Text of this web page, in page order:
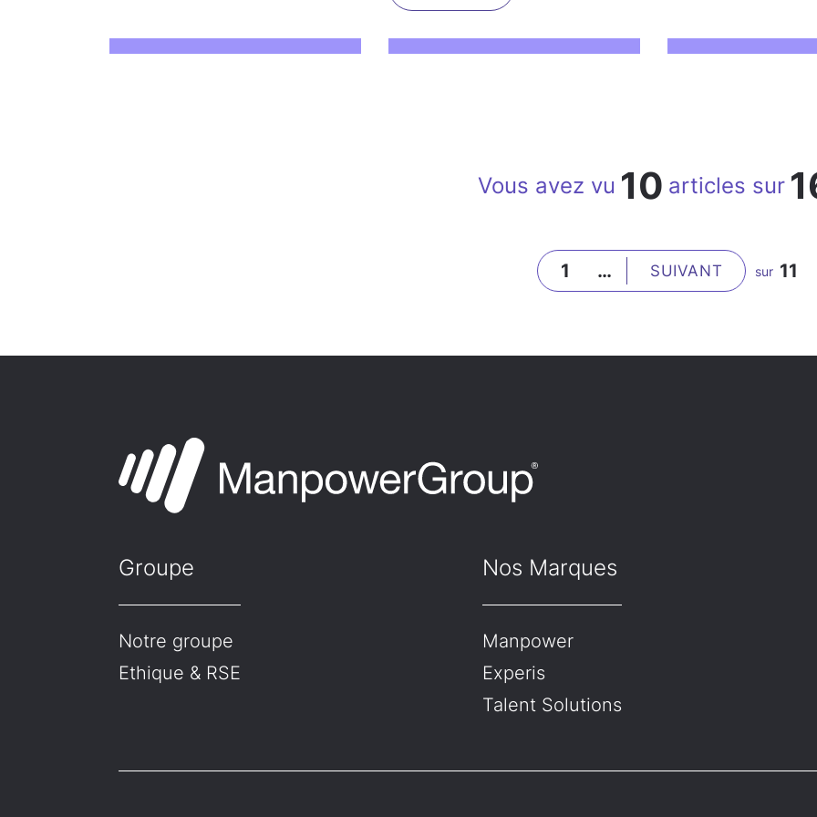
Vous avez vu 10 articles sur
1 … SUIVANT sur 11
Groupe
Notre groupe
Ethique & RSE
Nos Marques
Manpower
Experis
Talent Solutions